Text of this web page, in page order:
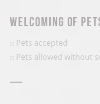
Welcoming of
Pets accepted
Pets allowed without